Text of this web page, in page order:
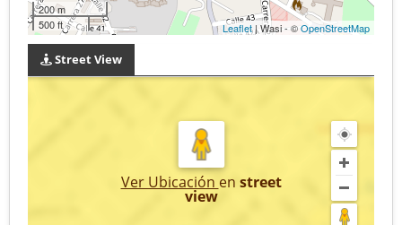
200 m
500 ft
Leaflet| Wasi - ©OpenStreetMap
Street View
Ver Ubicación en street
view